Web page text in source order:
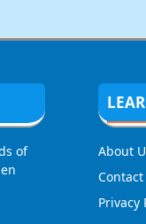
of
About
Contact
Privacy